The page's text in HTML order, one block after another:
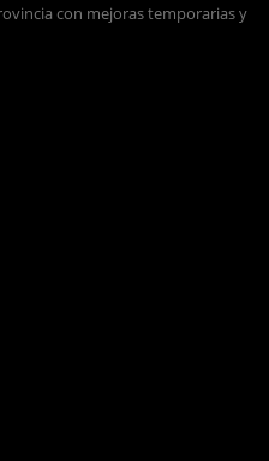
con mejoras temporarias y